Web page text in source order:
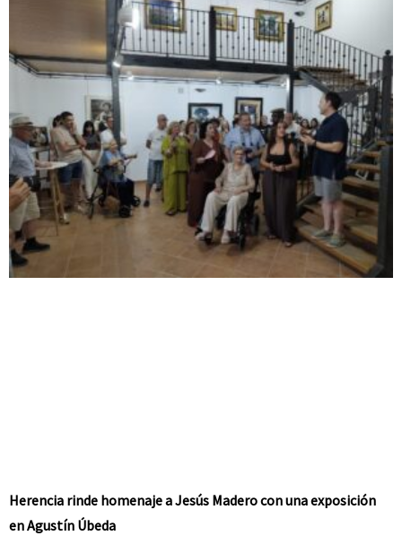
Herencia rinde homenaje a Jesús Madero con una exposición
en Agustín Úbeda